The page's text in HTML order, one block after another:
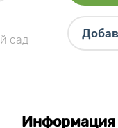
сад
Информация